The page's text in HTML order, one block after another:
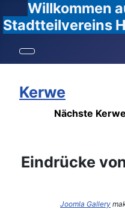
Willkommen
Stadtteilvereins
Kerwe
Nächste
Eindrücke
Joomla Gallery